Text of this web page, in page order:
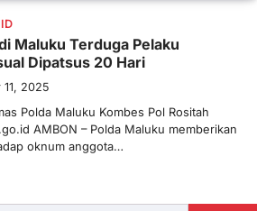
Maluku Terduga Pelaku
Dipatsus 20 Hari
2025
Polda Maluku Kombes Pol Rositah
AMBON – Polda Maluku memberikan
oknum anggota…